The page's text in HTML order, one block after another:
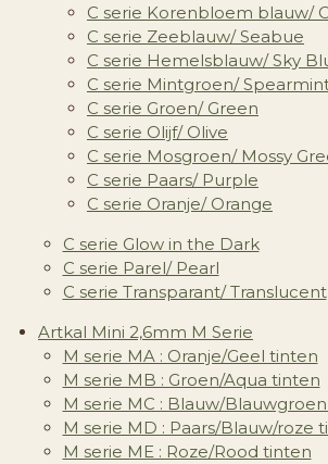
C serie Korenbloem blauw/
C serie Zeeblauw/ Seabue
C serie Hemelsblauw/ Sky
C serie Mintgroen/
C serie Groen/ Green
C serie Olijf/ Olive
C serie Mosgroen/ Mossy
C serie Paars/ Purple
C serie Oranje/ Orange
C serie Glow in the Dark
C serie Parel/ Pearl
C serie Transparant/ Translucent
Artkal Mini 2,6mm M Serie
M serie MA : Oranje/Geel tinten
M serie MB : Groen/Aqua tinten
M serie MC : Blauw/
M serie MD : Paars/Blauw/roze
M serie ME : Roze/Rood tinten